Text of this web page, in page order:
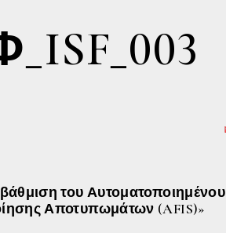
του Αυτοματοποιημένου
Αποτυπωμάτων (AFIS)»